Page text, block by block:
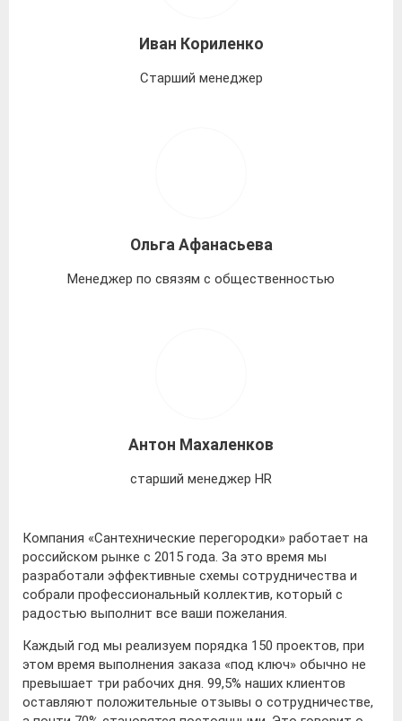
Иван Кориленко
Старший менеджер
Ольга Афанасьева
Менеджер по связям с общественностью
Антон Махаленков
старший менеджер HR
Компания «Сантехнические перегородки» работает на
российском рынке с 2015 года. За это время мы
разработали эффективные схемы сотрудничества и
собрали профессиональный коллектив, который с
радостью выполнит все ваши пожелания.
Каждый год мы реализуем порядка 150 проектов, при
этом время выполнения заказа «под ключ» обычно не
превышает три рабочих дня. 99,5% наших клиентов
оставляют положительные отзывы о сотрудничестве,